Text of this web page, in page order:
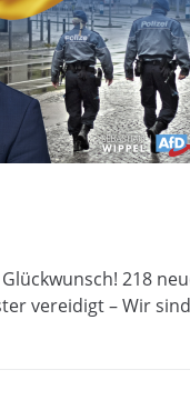
218
vereidigt – Wir